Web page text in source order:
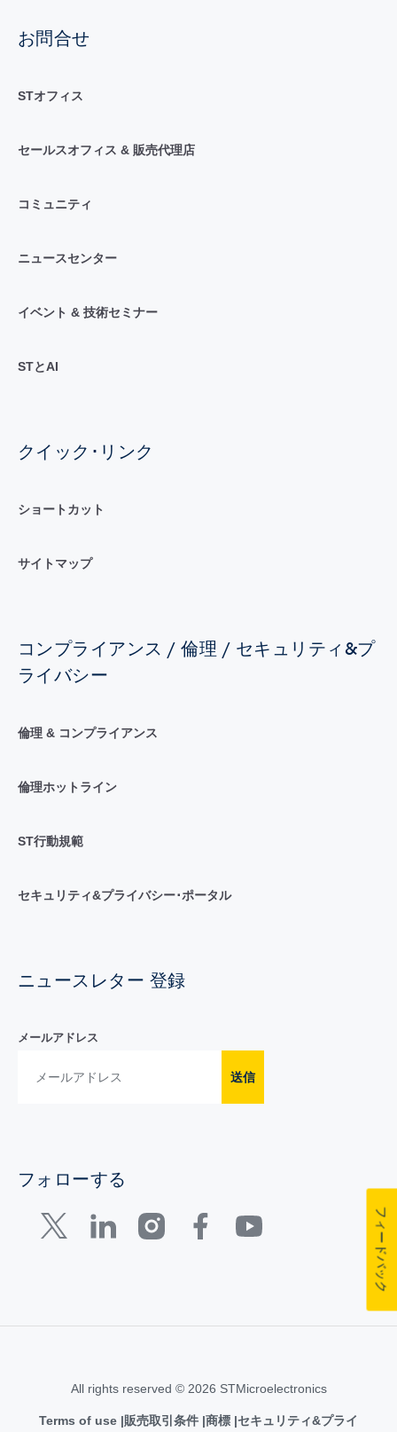
お問合せ
STオフィス
セールスオフィス & 販売代理店
コミュニティ
ニュースセンター
イベント & 技術セミナー
STとAI
クイック･リンク
ショートカット
サイトマップ
コンプライアンス / 倫理 / セキュリティ&プ
ライバシー
倫理 & コンプライアンス
倫理ホットライン
ST行動規範
セキュリティ&プライバシー･ポータル
ニュースレター 登録
メールアドレス
送信
フォローする
All rights reserved © 2026 STMicroelectronics
Terms of use 販売取引条件 商標 セキュリティ&プライ
フィードバック